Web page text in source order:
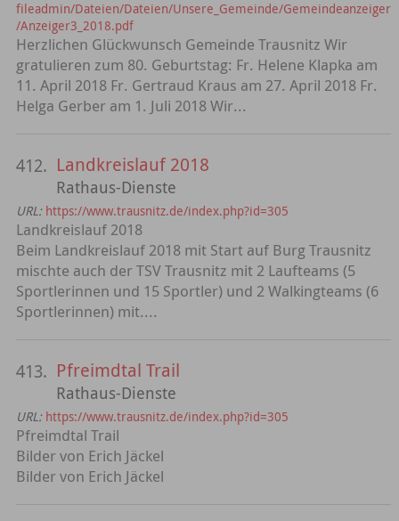
fileadmin/Dateien/Dateien/Unsere_Gemeinde/Gemeindeanzeiger
/Anzeiger3_2018.pdf
Herzlichen Glückwunsch Gemeinde Trausnitz Wir
gratulieren zum 80. Geburtstag: Fr. Helene Klapka am
11. April 2018 Fr. Gertraud Kraus am 27. April 2018 Fr.
Helga Gerber am 1. Juli 2018 Wir...
412. Landkreislauf 2018
Rathaus-Dienste
URL: https://www.trausnitz.de/index.php?id=305
Landkreislauf 2018
Beim Landkreislauf 2018 mit Start auf Burg Trausnitz
mischte auch der TSV Trausnitz mit 2 Laufteams (5
Sportlerinnen und 15 Sportler) und 2 Walkingteams (6
Sportlerinnen) mit....
413. Pfreimdtal Trail
Rathaus-Dienste
URL: https://www.trausnitz.de/index.php?id=305
Pfreimdtal Trail
Bilder von Erich Jäckel
Bilder von Erich Jäckel